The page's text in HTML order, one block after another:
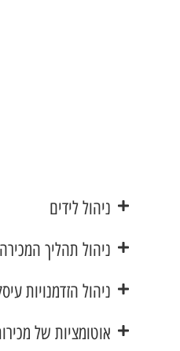
ניהול לידים
ניהול תהליך המכירה
ניהול הזדמנויות
אוטומציות של